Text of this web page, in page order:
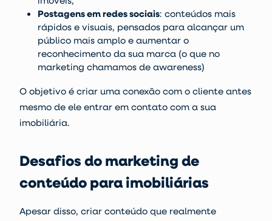
Postagens em redes sociais: conteúdos mais
rápidos e visuais, pensados para alcançar um
público mais amplo e aumentar o
reconhecimento da sua marca (o que no
marketing chamamos de awareness)
O objetivo é criar uma conexão com o cliente antes
mesmo de ele entrar em contato com a sua
imobiliária.
Desafios do marketing de
conteúdo para imobiliárias
Apesar disso, criar conteúdo que realmente